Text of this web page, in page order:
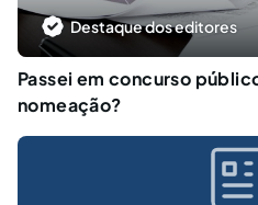
Destaque dos editores
Passei em concurso
nomeação?